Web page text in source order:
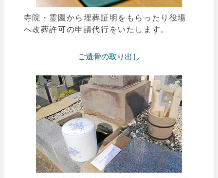
寺院・霊園から埋葬証明をもらったり役場
へ改葬許可の申請代行をいたします。
ご遺骨の取り出し